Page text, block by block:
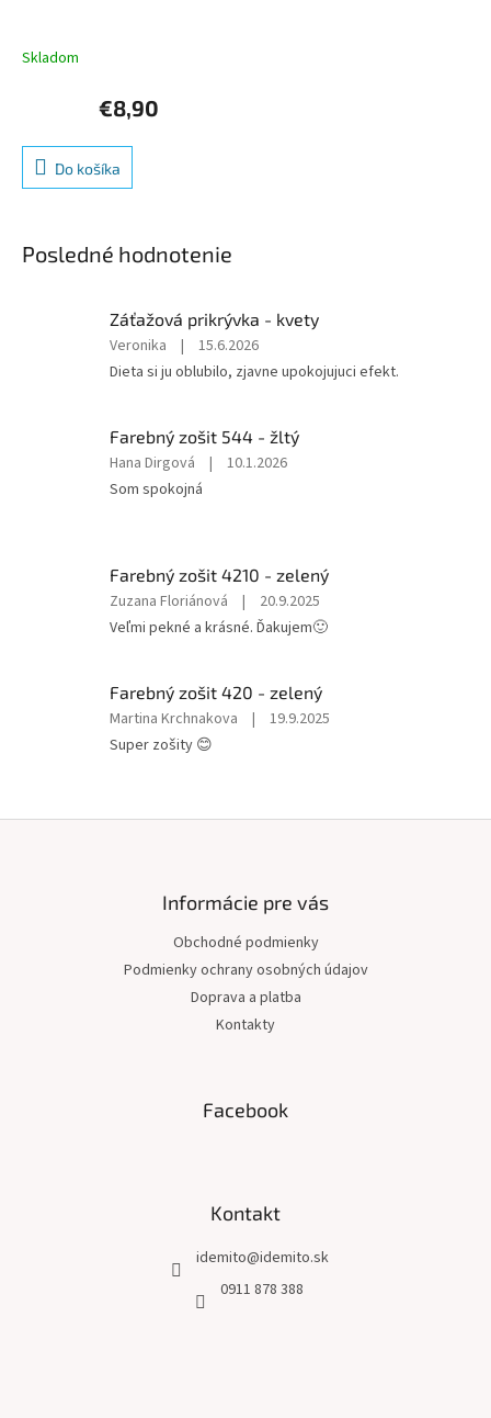
Skladom
€8,90
Do košíka
Posledné hodnotenie
Záťažová prikrývka - kvety
Hodnotenie
produktu
z
5
hviezdičiek.
Veronika |
15.6.2026
Dieta si ju oblubilo, zjavne upokojujuci efekt.
Farebný zošit 544 - žltý
Hodnotenie
produktu
5
hviezdičiek.
Hana Dirgová |
10.1.2026
Som spokojná
Farebný zošit 4210 - zelený
Hodnotenie
produktu
z
5
hviezdičiek.
Zuzana Floriánová |
20.9.2025
Veľmi pekné a krásné. Ďakujem🙂
Farebný zošit 420 - zelený
Hodnotenie
produktu
5
Martina Krchnakova |
19.9.2025
Super zošity 😊
Informácie pre vás
Obchodné podmienky
Podmienky ochrany osobných údajov
Doprava a platba
Kontakty
Facebook
Kontakt
idemito@idemito.sk
0911 878 388